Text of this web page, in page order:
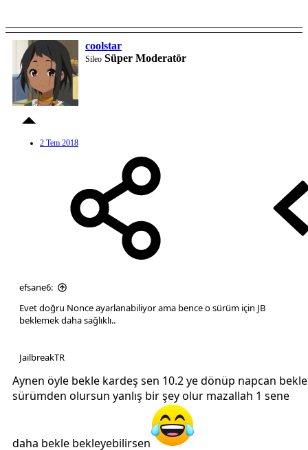
coolstar
Sileo Süper Moderatör
2 Tem 2018
efsane6:
Evet doğru Nonce ayarlanabiliyor ama bence o sürüm için JB
beklemek daha sağlıklı..
JailbreakTR
Aynen öyle bekle kardeş sen 10.2 ye dönüp napcan bekle
sürümden olursun yanlış bir şey olur mazallah 1 sene
daha bekle bekleyebilirsen